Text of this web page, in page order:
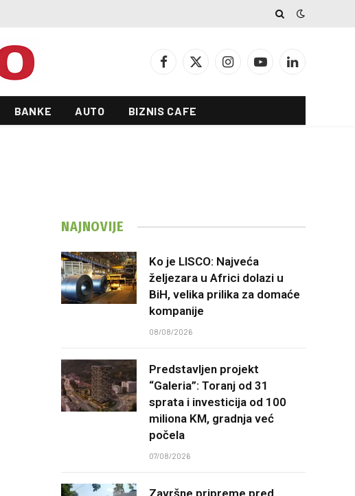
Facebook
X
InstagramYouTubeLinkedIn
BANKE AUTO BIZNIS CAFE
NAJNOVIJE
Ko je LISCO: Najveća
željezara u Africi dolazi u
BiH, velika prilika za domaće
kompanije
08/08/2026
Predstavljen projekt
“Galeria”: Toranj od 31
sprata i investicija od 100
miliona KM, gradnja već
počela
07/08/2026
Završne pripreme pred